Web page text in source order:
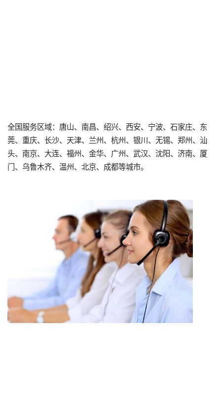
全国服务区域：唐山、南昌、绍兴、西安、宁波、石家庄、东
莞、重庆、长沙、天津、兰州、杭州、银川、无锡、郑州、汕
头、南京、大连、福州、金华、广州、武汉、沈阳、济南、厦
门、乌鲁木齐、温州、北京、成都等城市。